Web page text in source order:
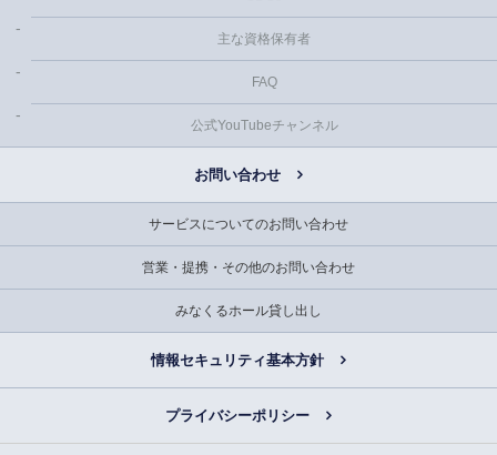
主な資格保有者
FAQ
公式YouTubeチャンネル
お問い合わせ
サービスについてのお問い合わせ
営業・提携・その他のお問い合わせ
みなくるホール貸し出し
情報セキュリティ基本方針
プライバシーポリシー